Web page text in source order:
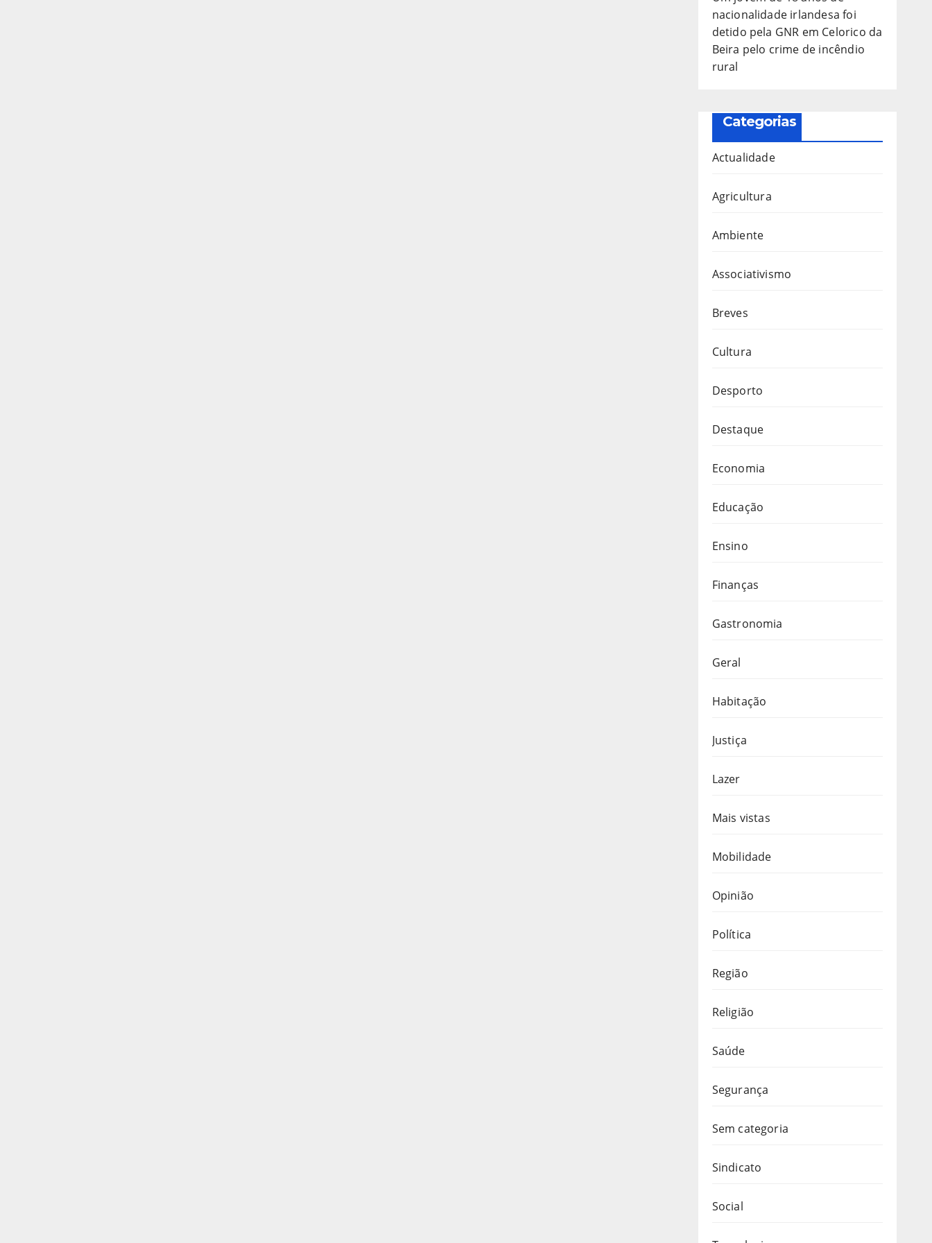
nacionalidade irlandesa foi
detido pela GNR em Celorico da
Beira pelo crime de incêndio
rural
Categorias
Actualidade
Agricultura
Ambiente
Associativismo
Breves
Cultura
Desporto
Destaque
Economia
Educação
Ensino
Finanças
Gastronomia
Geral
Habitação
Justiça
Lazer
Mais vistas
Mobilidade
Opinião
Política
Região
Religião
Saúde
Segurança
Sem categoria
Sindicato
Social